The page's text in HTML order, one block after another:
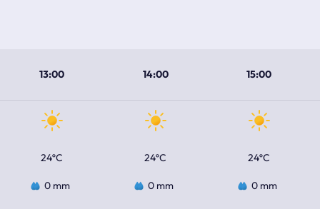
13:00 14:00 15:00
24ºC 24ºC 24ºC
0 mm 0 mm 0 mm